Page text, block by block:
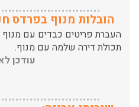
תכולת דירה שלמה עם מנוף.
עודכן לאחרונה: